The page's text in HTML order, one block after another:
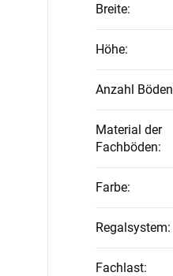
Breite:
Höhe:
Anzahl Böden
Material der
Fachböden:
Farbe:
Regalsystem:
Fachlast: